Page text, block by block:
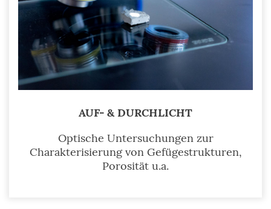
AUF- & DURCHLICHT
Optische Untersuchungen zur
Charakterisierung von Gefügestrukturen,
Porosität u.a.